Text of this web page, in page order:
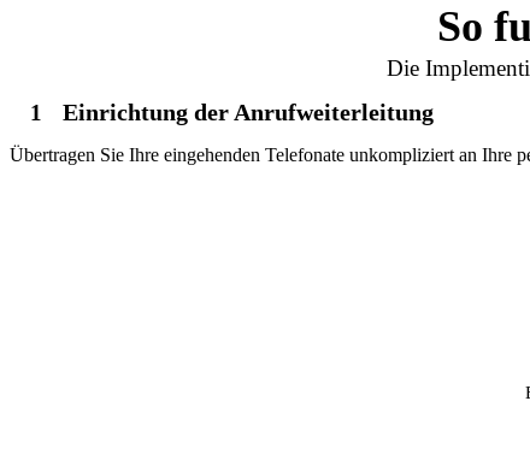
So
Die
1
Einrichtung der Anrufweiterleitung
Übertragen Sie Ihre eingehenden Telefonate unkompliziert an Ihre